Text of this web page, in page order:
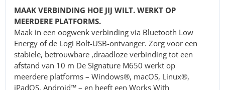
MAAK VERBINDING HOE JIJ WILT. WERKT OP
MEERDERE PLATFORMS.
Maak in een oogwenk verbinding via Bluetooth Low
Energy of de Logi Bolt-USB-ontvanger. Zorg voor een
stabiele, betrouwbare ,draadloze verbinding tot een
afstand van 10 m De Signature M650 werkt op
meerdere platforms – Windows®, macOS, Linux®,
iPadOS, Android™ – en heeft een Works With